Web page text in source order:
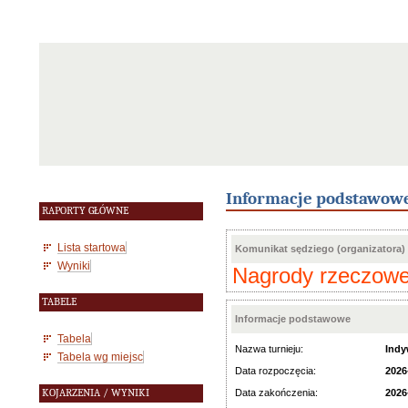
RAPORTY GŁÓWNE
Lista startowa
Wyniki
TABELE
Tabela
Tabela wg miejsc
KOJARZENIA / WYNIKI
Informacje
Komunikat sędziego (organizatora)
Nagrody
Informacje podstawowe
Nazwa turnieju:
Data rozpoczęcia:
Data zakończenia: